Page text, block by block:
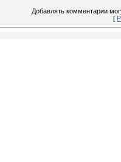
Добавлять комментарии
[